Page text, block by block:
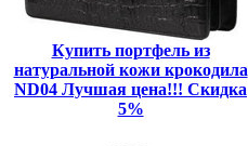
Купить портфель из
натуральной кожи крокодила
ND04 Лучшая цена!!! Скидка
5%